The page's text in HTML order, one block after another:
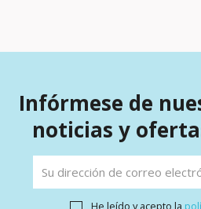
Infórmese de
noticias y
He leído y acepto la